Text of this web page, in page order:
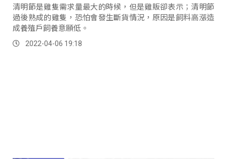
清明節是雞隻需求量最大的時候，但是雞販卻表示；清明節
過後熟成的雞隻，恐怕會發生斷貨情況，原因是飼料高漲造
成養殖戶飼養意願低。
2022-04-06 19:18